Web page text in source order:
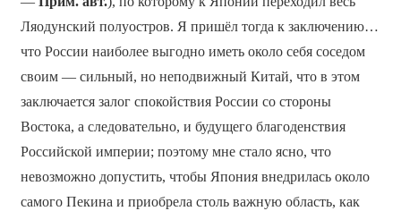
Ляодунский полуостров. Я пришёл тогда к заключению…
что России наиболее выгодно иметь около себя соседом
своим — сильный, но неподвижный Китай, что в этом
заключается залог спокойствия России со стороны
Востока, а следовательно, и будущего благоденствия
Российской империи; поэтому мне стало ясно, что
невозможно допустить, чтобы Япония внедрилась около
самого Пекина и приобрела столь важную область, как